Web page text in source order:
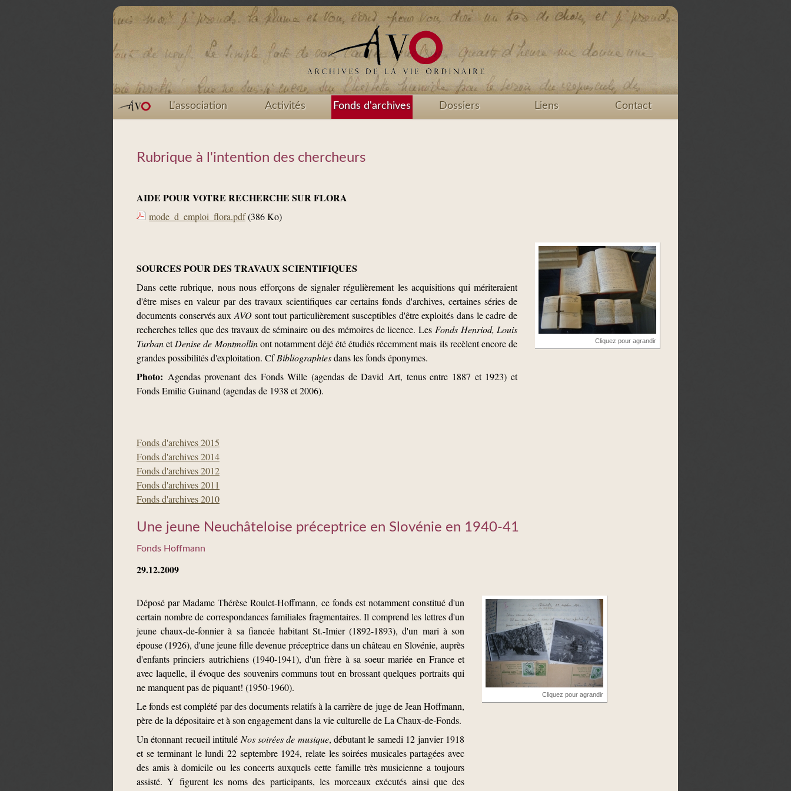
L'association Activités Fonds d'archives Dossiers Liens Contact
Rubrique à l'intention des chercheurs
AIDE POUR VOTRE RECHERCHE SUR FLORA
mode_d_emploi_flora.pdf(386 Ko)
SOURCES POUR DES TRAVAUX SCIENTIFIQUES
Dans cette rubrique, nous nous efforçons de signaler régulièrement les acquisitions qui mériteraient
d'être mises en valeur par des travaux scientifiques car certains fonds d'archives, certaines séries de
documents conservés auxAVO sont tout particulièrement susceptibles d'être exploités dans le cadre de
recherches telles que des travaux de séminaire ou des mémoires de licence. Les Fonds Henriod, Louis
TurbanetDenise de Montmollinont notamment déjé été étudiés récemment mais ils recèlent encore de
grandes possibilités d'exploitation. CfBibliographiesdans les fonds éponymes.
Photo: Agendas provenant des Fonds Wille (agendas de David Art, tenus entre 1887 et 1923) et
Fonds Emilie Guinand (agendas de 1938 et 2006).
Cliquez pour agrandir
Fonds d'archives 2015
Fonds d'archives 2014
Fonds d'archives 2012
Fonds d'archives 2011
Fonds d'archives 2010
Une jeune Neuchâteloise préceptrice en Slovénie en 1940-41
Fonds Hoffmann
29.12.2009
Déposé par Madame Thérèse Roulet-Hoffmann, ce fonds est notamment constitué d'un
certain nombre de correspondances familiales fragmentaires. Il comprend les lettres d'un
jeune chaux-de-fonnier à sa fiancée habitant St.-Imier (1892-1893), d'un mari à son
épouse (1926), d'une jeune fille devenue préceptrice dans un château en Slovénie, auprès
d'enfants princiers autrichiens (1940-1941), d'un frère à sa soeur mariée en France et
avec laquelle, il évoque des souvenirs communs tout en brossant quelques portraits qui
ne manquent pas de piquant! (1950-1960).
Le fonds est complété par des documents relatifs à la carrière de juge de Jean Hoffmann,
père de la dépositaire et à son engagement dans la vie culturelle de La Chaux-de-Fonds.
Un étonnant recueil intitulé Nos soirées de musique, débutant le samedi 12 janvier 1918
et se terminant le lundi 22 septembre 1924, relate les soirées musicales partagées avec
des amis à domicile ou les concerts auxquels cette famille très musicienne a toujours
assisté. Y figurent les noms des participants, les morceaux exécutés ainsi que des
Cliquez pour agrandir